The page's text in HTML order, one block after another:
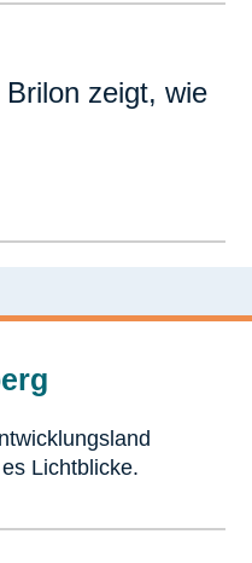
zeigt, wie
Lichtblicke.